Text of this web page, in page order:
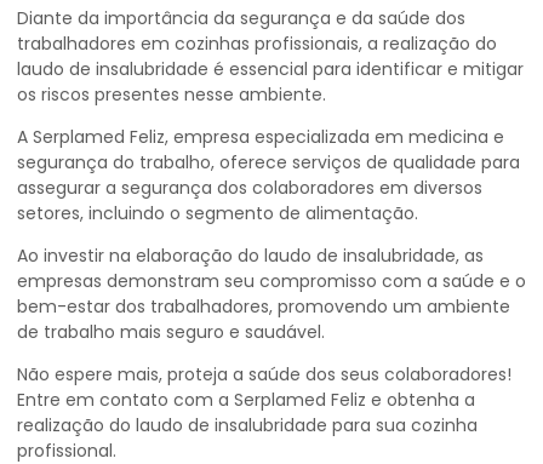
Diante da importância da segurança e da saúde dos
trabalhadores em cozinhas profissionais, a realização do
laudo de insalubridade é essencial para identificar e mitigar
os riscos presentes nesse ambiente.
A Serplamed Feliz, empresa especializada em medicina e
segurança do trabalho, oferece serviços de qualidade para
assegurar a segurança dos colaboradores em diversos
setores, incluindo o segmento de alimentação.
Ao investir na elaboração do laudo de insalubridade, as
empresas demonstram seu compromisso com a saúde e o
bem-estar dos trabalhadores, promovendo um ambiente
de trabalho mais seguro e saudável.
Não espere mais, proteja a saúde dos seus colaboradores!
Entre em contato com a Serplamed Feliz e obtenha a
realização do laudo de insalubridade para sua cozinha
profissional.